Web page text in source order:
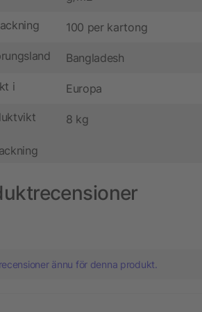
100 per kartong
Bangladesh
i Europa
8 kg
ännu för denna produkt.